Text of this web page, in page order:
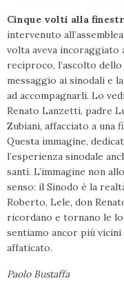
Cinque volti alla
intervenuto
volta aveva incoraggiato
reciproco, l’ascolto
messaggio ai sinodali e
ad accompagnarli. Lo
Renato Lanzetti, padre
Zubiani, affacciato a una
Questa immagine,
l’esperienza sinodale
santi. L’immagine non
senso: il Sinodo è la
Roberto, Lele, don
ricordano e tornano le
sentiamo ancor più
affaticato.
Paolo Bustaffa